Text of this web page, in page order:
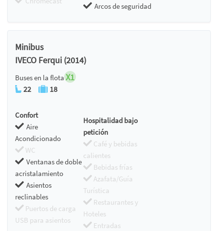
Arcos de seguridad
Minibus
IVECO Ferqui (2014)
Buses en la flota X1
22 18
Confort
Aire
Acondicionado
WC
Ventanas de doble
acristalamiento
Asientos
reclinables
Puertos de carga
USB para asientos
Hospitalidad bajo
petición
Café y bebidas
calientes
Bebidas frías
Azafata/Guía
Turística
Restaurantes y
Hoteles
Entradas